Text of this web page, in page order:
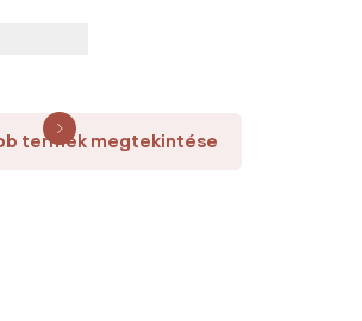
termék megtekintése